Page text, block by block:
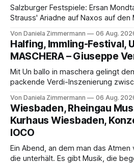
Salzburger Festspiele: Ersan
Strauss' Ariadne auf Naxos auf
Aufführung mit starken Solisten und
Philharmonikern, szenisch bleibt
hinter den Erwartungen zurück.
Von Daniela Zimmermann 06 Aug.
Halfing, Immling-Festival,
MASCHERA – Giuseppe
Mit Un ballo in maschera gelingt
packende Verdi-Inszenierung
psychologische Tiefe mit starken
einem spielfreudigen Ensemble und
überzeugenden Gesamtleistung.
Von Daniela Zimmermann 06 Aug.
Wiesbaden, Rheingau
Kurhaus Wiesbaden,
IOCO
Ein Abend, an dem man das Atmen vergisst.
die unterhält. Es gibt Musik, die